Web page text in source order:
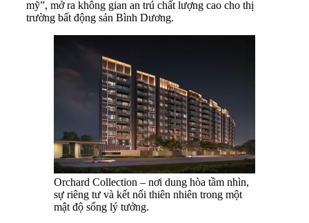
mỹ”, mở ra không gian an trú chất lượng cao cho thị
trường bất động sản Bình Dương.
Orchard Collection – nơi dung hòa tầm nhìn,
sự riêng tư và kết nối thiên nhiên trong một
mật độ sống lý tưởng.